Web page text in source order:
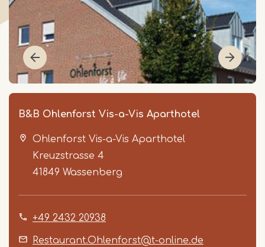
B&B Ohlenforst Vis-a-Vis Aparthotel
Ohlenforst Vis-a-Vis Aparthotel
Kreuzstrasse 4
41849 Wassenberg
+49 2432 20938
Restaurant.Ohlenforst@t-online.de
Item